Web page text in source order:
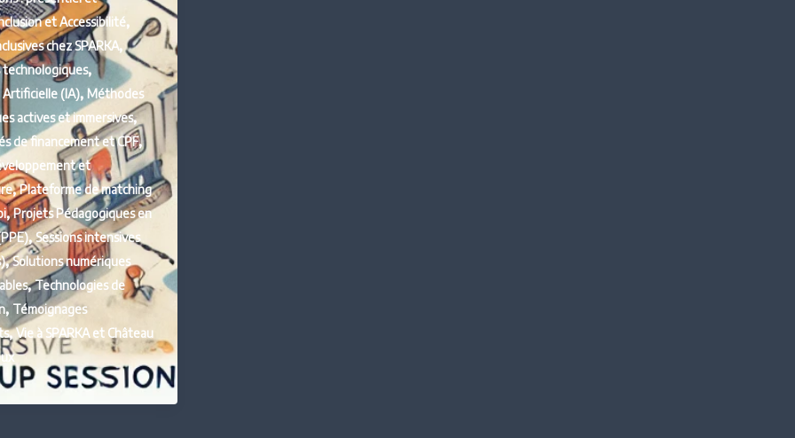
et Accessibilité,
chez SPARKA,
,
(IA), Méthodes
actives et immersives,
de financement et CPF,
et
,Plateforme de matching
,Projets Pédagogiques en
,Sessions intensives
,Solutions numériques
,Technologies de
, Témoignages
,Vie à SPARKA et Château